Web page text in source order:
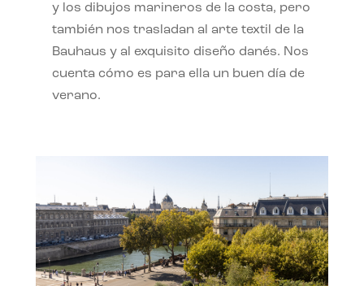
y los dibujos marineros de la costa, pero
también nos trasladan al arte textil de la
Bauhaus y al exquisito diseño danés. Nos
cuenta cómo es para ella un buen día de
verano.